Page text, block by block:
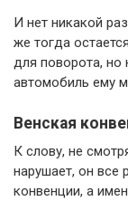
И нет никакой
же тогда
для поворота, но
автомобиль ему
Венская
К слову, не
нарушает, он все
конвенции, а